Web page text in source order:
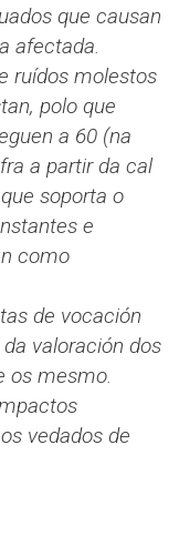
que causan
afectada.
ruídos molestos
polo que
a 60 (na
a partir da cal
soporta o
e
como
de vocación
valoración dos
os mesmo.
vedados de